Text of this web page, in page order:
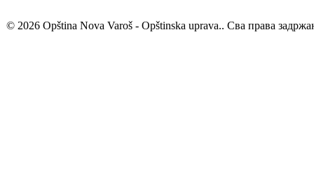
© 2026 Opština Nova Varoš - Opštinska uprava.. Сва права